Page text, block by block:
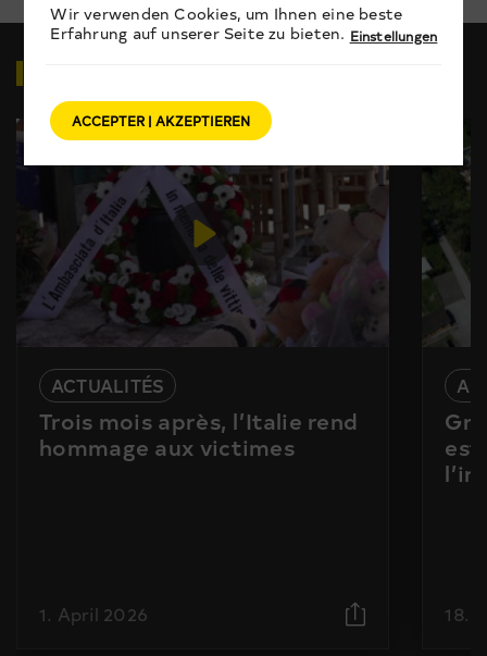
ACTUALITÉS
Trois mois après, l’Italie rend
hommage aux victimes
1. April 2026
est
18.
Wir verwenden Cookies, um Ihnen eine beste
Erfahrung auf unserer Seite zu bieten. Einstellungen
ACCEPTER | AKZEPTIEREN